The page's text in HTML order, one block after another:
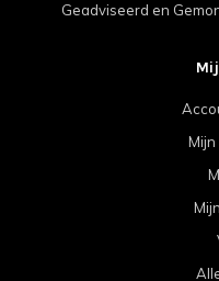
Geadviseerd en